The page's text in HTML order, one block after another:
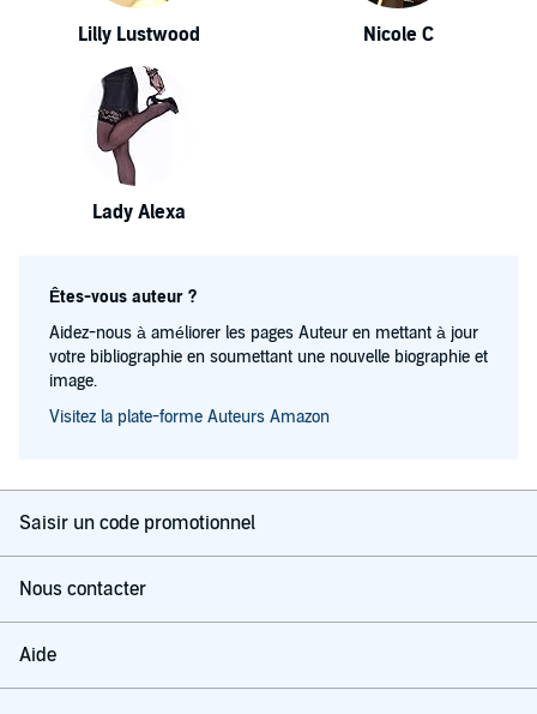
Lilly Lustwood Nicole C
Lady Alexa
Êtes-vous auteur ?
Aidez-nous à améliorer les pages Auteur en mettant à jour
votre bibliographie en soumettant une nouvelle biographie et
image.
Visitez la plate-forme Auteurs Amazon
Saisir un code promotionnel
Nous contacter
Aide